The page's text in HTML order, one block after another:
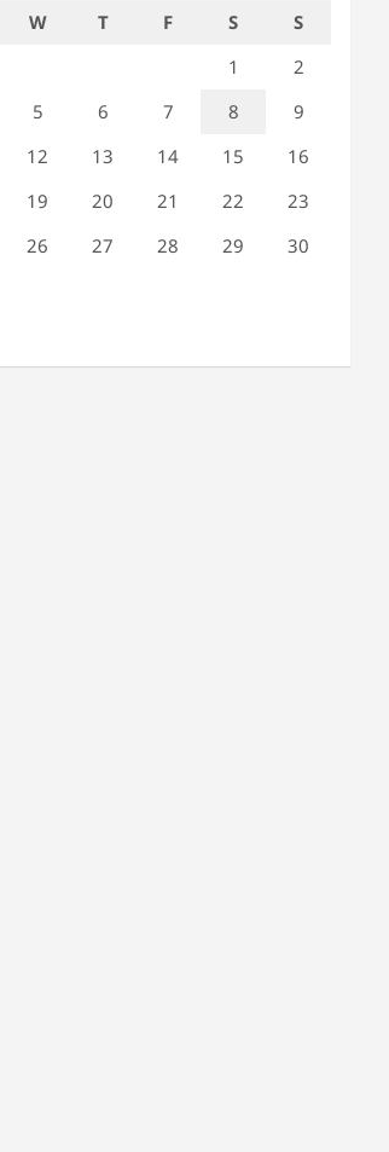
W T F S
S
1
2
5 6 7 8
9
12 13 14 15
16
19 20 21 22
23
26 27 28 29
30